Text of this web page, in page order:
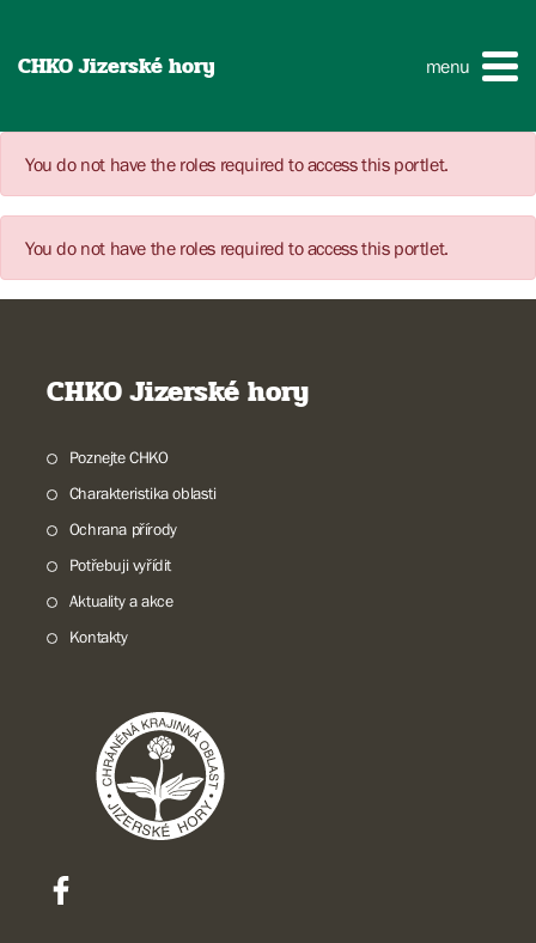
CHKO Jizerské hory menu
You do not have the roles required to access this portlet.
You do not have the roles required to access this portlet.
CHKO Jizerské hory
Poznejte CHKO
Charakteristika oblasti
Ochrana přírody
Potřebuji vyřídit
Aktuality a akce
Kontakty